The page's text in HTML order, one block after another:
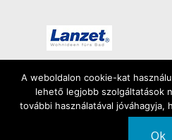
Minden jog
2026 |
A weboldalon cookie-kat
lehető legjobb szolgáltatások
további használatával jóváhagyja,
Ok